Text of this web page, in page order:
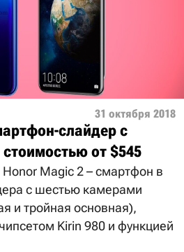
31 октября 2018
слайдер с
от $545
Magic 2 – смартфон в
с шестью камерами
и тройная основная),
Kirin 980 и функцией